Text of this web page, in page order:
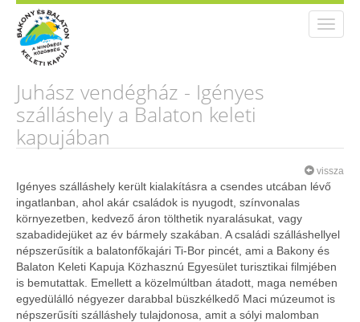
Toggle
Juhász vendégház - Igényes
szálláshely a Balaton keleti
kapujában
vissza
Igényes szálláshely került kialakításra a csendes utcában lévő
ingatlanban, ahol akár családok is nyugodt, színvonalas
környezetben, kedvező áron tölthetik nyaralásukat, vagy
szabadidejüket az év bármely szakában. A családi szálláshellyel
népszerűsítik a balatonfőkajári Ti-Bor pincét, ami a Bakony és
Balaton Keleti Kapuja Közhasznú Egyesület turisztikai filmjében
is bemutattak. Emellett a közelmúltban átadott, maga nemében
egyedülálló négyezer darabbal büszkélkedő Maci múzeumot is
népszerűsíti szálláshely tulajdonosa, amit a sólyi malomban